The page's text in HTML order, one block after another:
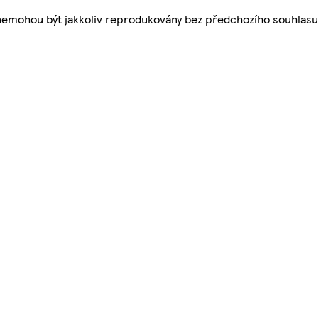
být jakkoliv reprodukovány bez předchozího